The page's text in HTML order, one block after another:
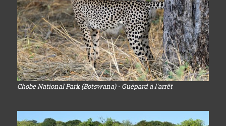
Chobe National Park (Botswana) - Guépard à l'arrêt